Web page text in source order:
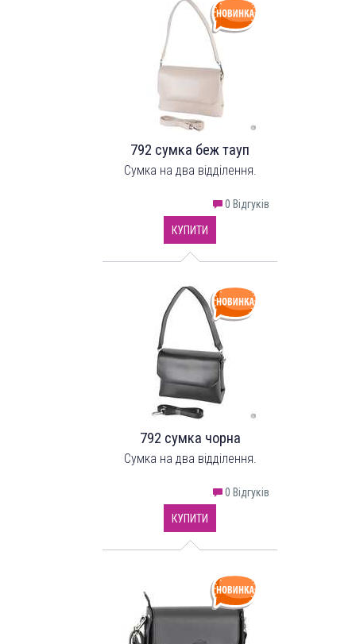
792 сумка беж тауп
Сумка на два відділення.
0 Відгуків
КУПИТИ
792 сумка чорна
Сумка на два відділення.
0 Відгуків
КУПИТИ